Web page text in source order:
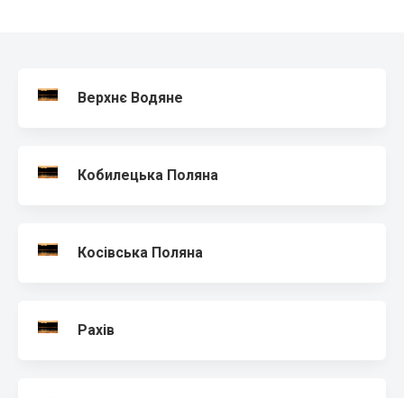
Верхнє Водяне
Кобилецька Поляна
Косівська Поляна
Рахів